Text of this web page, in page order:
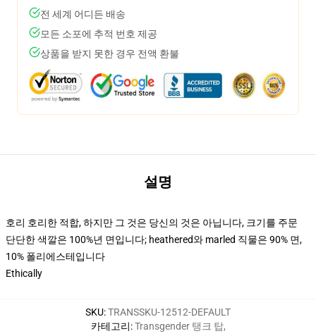
전 세계 어디든 배송
모든 소포에 추적 번호 제공
상품을 받지 못한 경우 전액 환불
설명
호리 호리한 적합, 하지만 그 것은 당신의 것은 아닙니다, 크기를 주문
단단한 색깔은 100%년 면입니다; heathered와 marled 직물은 90% 면,
10% 폴리에스테입니다
Ethically
SKU:TRANSSKU-12512-DEFAULT
카테고리:Transgender 탱크 탑,